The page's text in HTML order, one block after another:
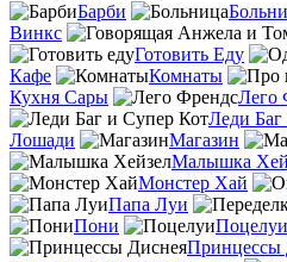
Барби
Винкс
Готовить Еду
Кафе
Комнаты
Кухня Сары
Лего
Леди
Лошади
Магазин
Малышка
Монстер Хай
Папа Луи
Пони
Поцелуи
Принцессы